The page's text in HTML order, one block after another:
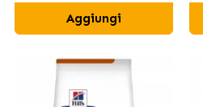
Aggiungi